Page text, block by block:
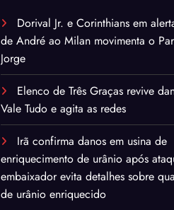
Dorival Jr. e Corinthians em
de André ao Milan movimenta o
Jorge
Elenco de Três Graças revive
Vale Tudo e agita as redes
Irã confirma danos em usina de
enriquecimento de urânio após
embaixador evita detalhes sobre
de urânio enriquecido